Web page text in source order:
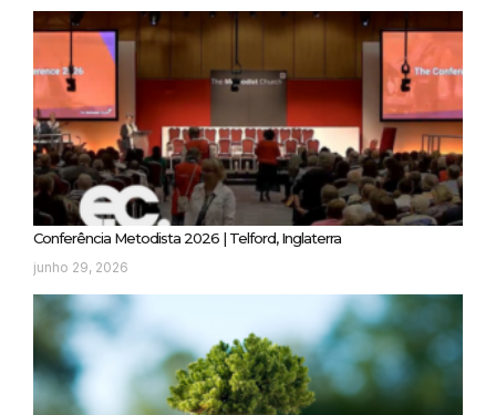
Conferência Metodista 2026 | Telford, Inglaterra
junho 29, 2026